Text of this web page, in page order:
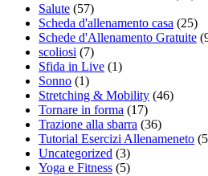
Salute (57)
Scheda d'allenamento casa (25)
Schede d'Allenamento Gratuite
scoliosi (7)
Sfida in Live (1)
Sonno (1)
Stretching & Mobility (46)
Tornare in forma (17)
Trazione alla sbarra (36)
Tutorial Esercizi Allenameneto
Uncategorized (3)
Yoga e Fitness (5)